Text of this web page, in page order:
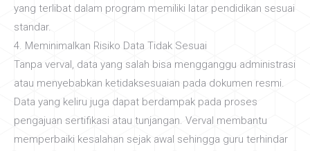
yang terlibat dalam program memiliki latar pendidikan sesuai
standar.
4. Meminimalkan Risiko Data Tidak Sesuai
Tanpa verval, data yang salah bisa mengganggu administrasi
atau menyebabkan ketidaksesuaian pada dokumen resmi.
Data yang keliru juga dapat berdampak pada proses
pengajuan sertifikasi atau tunjangan. Verval membantu
memperbaiki kesalahan sejak awal sehingga guru terhindar